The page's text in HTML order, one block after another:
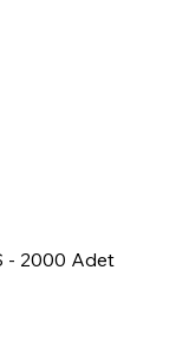
- 2000 Adet